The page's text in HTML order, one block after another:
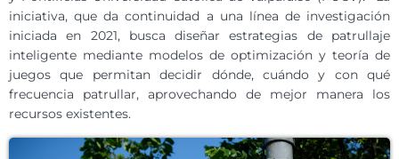
iniciativa, que da continuidad a una línea de investigación
iniciada en 2021, busca diseñar estrategias de patrullaje
inteligente mediante modelos de optimización y teoría de
juegos que permitan decidir dónde, cuándo y con qué
frecuencia patrullar, aprovechando de mejor manera los
recursos existentes.